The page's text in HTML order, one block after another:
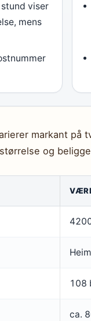
viser
mens
markant på
og
108
ca.